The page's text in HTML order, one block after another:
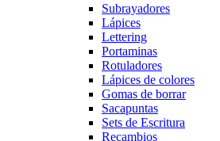
Subrayadores
Lápices
Lettering
Portaminas
Rotuladores
Lápices de colores
Gomas de borrar
Sacapuntas
Sets de Escritura
Recambios